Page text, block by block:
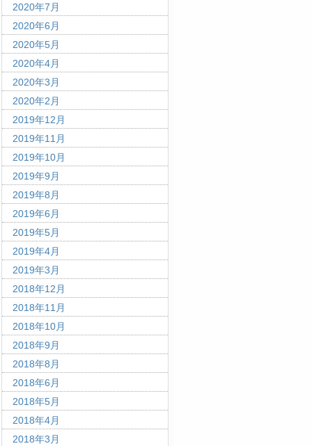
2020年7月
2020年6月
2020年5月
2020年4月
2020年3月
2020年2月
2019年12月
2019年11月
2019年10月
2019年9月
2019年8月
2019年6月
2019年5月
2019年4月
2019年3月
2018年12月
2018年11月
2018年10月
2018年9月
2018年8月
2018年6月
2018年5月
2018年4月
2018年3月